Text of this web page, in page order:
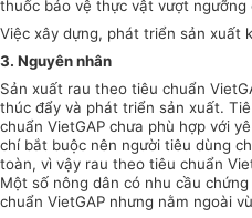
thuốc bảo vệ thực vật vượt ngưỡng
Việc xây dựng, phát triển sản xuất
3. Nguyên nhân
Sản xuất rau theo tiêu chuẩn
thúc đẩy và phát triển sản xuất.
chuẩn VietGAP chưa phù hợp với
chí bắt buộc nên người tiêu dùng
toàn, vì vậy rau theo tiêu chuẩn
Một số nông dân có nhu cầu
chuẩn VietGAP nhưng nằm ngoài